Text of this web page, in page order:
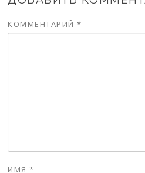
КОММЕНТАРИЙ*
ИМЯ*